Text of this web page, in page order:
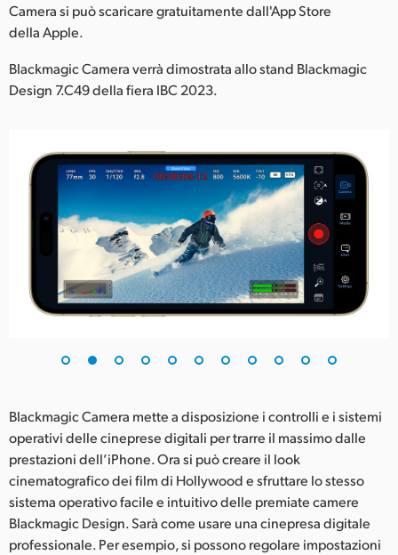
Netherlands
New Zealand
Portugal
Singapore
South Africa
Spain
Turkey
Ukraine
United Kingdom
Camera si può scaricare gratuitamente dall'App Store
della Apple.
Blackmagic Camera verrà dimostrata allo stand Blackmagic
Design 7.C49 della fiera IBC 2023.
Blackmagic Camera mette a disposizione i controlli e i sistemi
operativi delle cineprese digitali per trarre il massimo dalle
prestazioni dell’iPhone. Ora si può creare il look
cinematografico dei film di Hollywood e sfruttare lo stesso
sistema operativo facile e intuitivo delle premiate camere
Blackmagic Design. Sarà come usare una cinepresa digitale
professionale. Per esempio, si possono regolare impostazioni